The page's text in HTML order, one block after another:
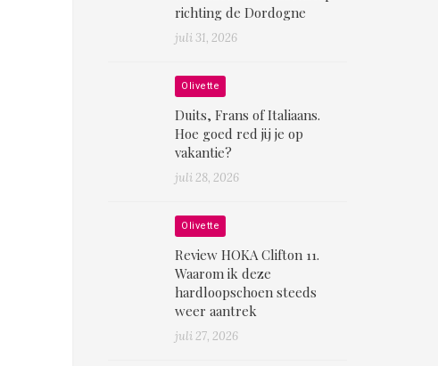
richting de Dordogne
juli 31, 2026
Olivette
Duits, Frans of Italiaans.
Hoe goed red jij je op
vakantie?
juli 28, 2026
Olivette
Review HOKA Clifton 11.
Waarom ik deze
hardloopschoen steeds
weer aantrek
juli 27, 2026